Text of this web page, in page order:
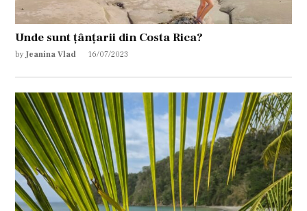
Unde sunt țânțarii din Costa Rica?
by Jeanina Vlad 16/07/2023